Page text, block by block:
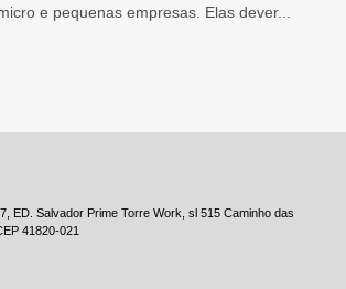
e pequenas empresas. Elas dever...
ED. Salvador Prime Torre Work, sl 515 Caminho das
41820-021